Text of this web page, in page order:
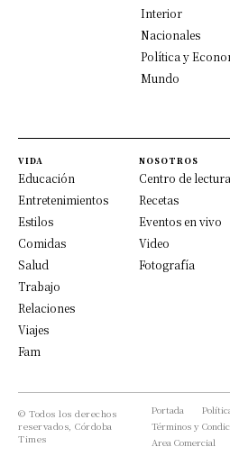
Interior
Nacionales
Política y
Mundo
VIDA
Educación
Entretenimientos
Estilos
Comidas
Salud
Trabajo
Relaciones
Viajes
Fam
NOSOTROS
Centro de lectura
Recetas
Eventos en vivo
Video
Fotografía
© Todos los derechos
reservados, Córdoba
Times
Portada
Términos y
Area Comercial